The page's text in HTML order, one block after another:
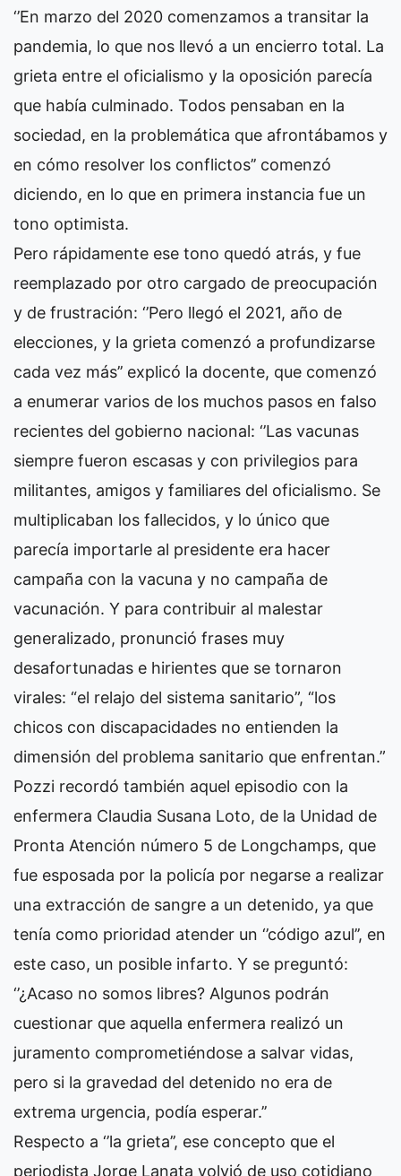
‘’En marzo del 2020 comenzamos a transitar la
pandemia, lo que nos llevó a un encierro total. La
grieta entre el oficialismo y la oposición parecía
que había culminado. Todos pensaban en la
sociedad, en la problemática que afrontábamos y
en cómo resolver los conflictos’’ comenzó
diciendo, en lo que en primera instancia fue un
tono optimista.
Pero rápidamente ese tono quedó atrás, y fue
reemplazado por otro cargado de preocupación
y de frustración: ‘’Pero llegó el 2021, año de
elecciones, y la grieta comenzó a profundizarse
cada vez más’’ explicó la docente, que comenzó
a enumerar varios de los muchos pasos en falso
recientes del gobierno nacional: ‘’Las vacunas
siempre fueron escasas y con privilegios para
militantes, amigos y familiares del oficialismo. Se
multiplicaban los fallecidos, y lo único que
parecía importarle al presidente era hacer
campaña con la vacuna y no campaña de
vacunación. Y para contribuir al malestar
generalizado, pronunció frases muy
desafortunadas e hirientes que se tornaron
virales: “el relajo del sistema sanitario”, “los
chicos con discapacidades no entienden la
dimensión del problema sanitario que enfrentan.”
Pozzi recordó también aquel episodio con la
enfermera Claudia Susana Loto, de la Unidad de
Pronta Atención número 5 de Longchamps, que
fue esposada por la policía por negarse a realizar
una extracción de sangre a un detenido, ya que
tenía como prioridad atender un ‘’código azul’’, en
este caso, un posible infarto. Y se preguntó:
‘’¿Acaso no somos libres? Algunos podrán
cuestionar que aquella enfermera realizó un
juramento comprometiéndose a salvar vidas,
pero si la gravedad del detenido no era de
extrema urgencia, podía esperar.’’
Respecto a ‘’la grieta’’, ese concepto que el
periodista Jorge Lanata volvió de uso cotidiano